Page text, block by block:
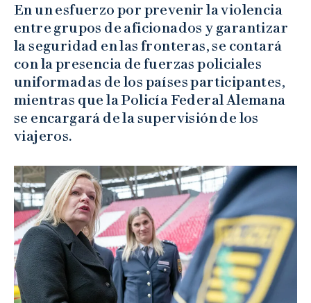
En un esfuerzo por prevenir la violencia
entre grupos de aficionados y garantizar
la seguridad en las fronteras, se contará
con la presencia de fuerzas policiales
uniformadas de los países participantes,
mientras que la Policía Federal Alemana
se encargará de la supervisión de los
viajeros.